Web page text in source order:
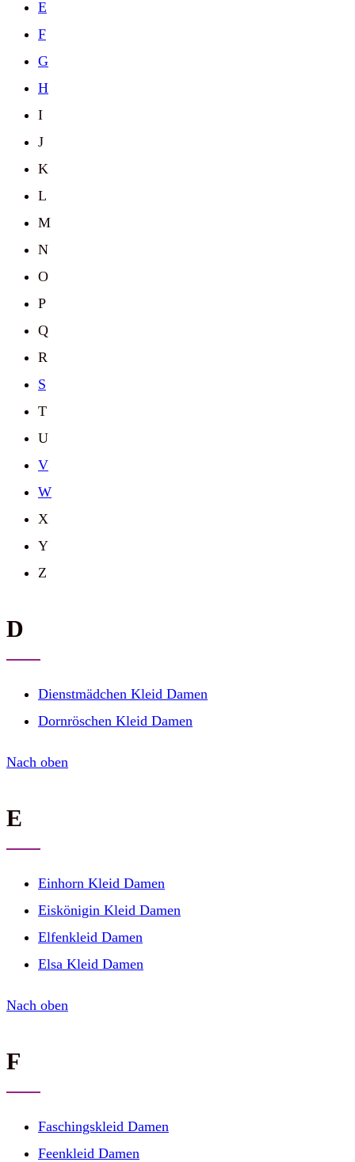
E
F
G
H
I
J
K
L
M
N
O
P
Q
R
S
T
U
V
W
X
Y
Z
D
Dienstmädchen Kleid Damen
Dornröschen Kleid Damen
Nach oben
E
Einhorn Kleid Damen
Eiskönigin Kleid Damen
Elfenkleid Damen
Elsa Kleid Damen
Nach oben
F
Faschingskleid Damen
Feenkleid Damen